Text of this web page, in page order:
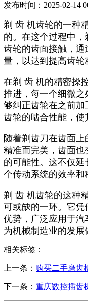
发布时间：2025-02-14
剃 齿 机齿轮的一种
的。在这个过程中
齿轮的齿面接触，通
量，以达到提高齿轮
在剃 齿 机的精密操
推进，每一个细微
够纠正齿轮在之前
齿轮的啮合性能，使
随着剃齿刀在齿面
精准而完美，齿面也
的可能性。这不仅
个传动系统的效率和
剃 齿 机齿轮的这种
可或缺的一环。它凭
优势，广泛应用于汽
为机械制造业的发展
相关标签：
上一条： 购买二手磨齿
下一条： 重庆数控插齿